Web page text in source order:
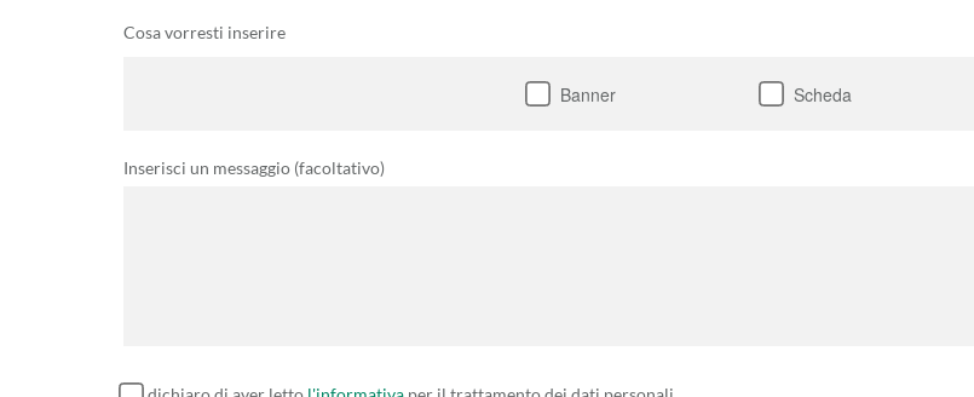
Cosa vorresti inserire
Banner Scheda
Inserisci un messaggio (facoltativo)